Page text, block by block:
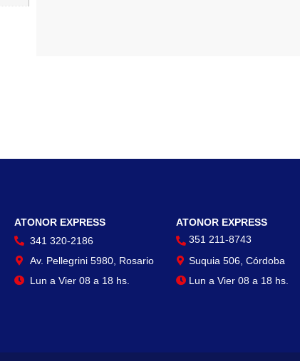
ATONOR EXPRESS
341 320-2186
Av. Pellegrini 5980, Rosario
Lun a Vier 08 a 18 hs.
ATONOR EXPRESS
351 211-8743
Suquia 506, Córdoba
Lun a Vier 08 a 18 hs.